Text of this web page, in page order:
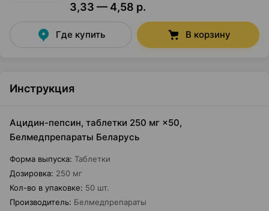
3,33 — 4,58 р.
Где купить В корзину
Инструкция
Ацидин-пепсин, таблетки 250 мг ×50,
Белмедпрепараты Беларусь
Форма выпуска: Таблетки
Дозировка: 250 мг
Кол-во в упаковке: 50 шт.
Производитель: Белмедпрепараты